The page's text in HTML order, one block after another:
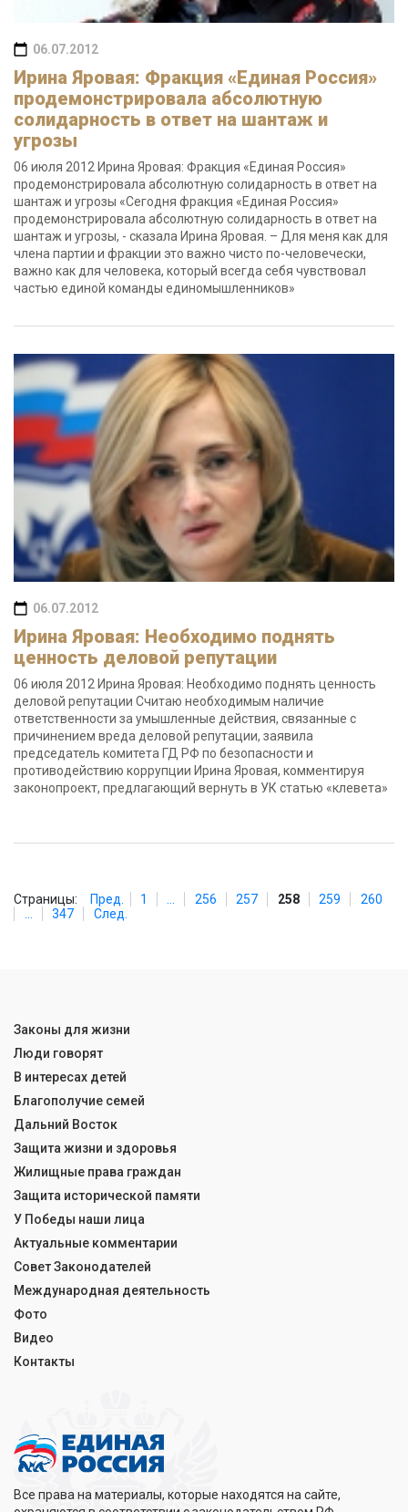
06.07.2012
Ирина Яровая: Фракция «Единая Россия»
продемонстрировала абсолютную
солидарность в ответ на шантаж и
угрозы
06 июля 2012 Ирина Яровая: Фракция «Единая Россия»
продемонстрировала абсолютную солидарность в ответ на
шантаж и угрозы «Сегодня фракция «Единая Россия»
продемонстрировала абсолютную солидарность в ответ на
шантаж и угрозы, - сказала Ирина Яровая. – Для меня как для
члена партии и фракции это важно чисто по-человечески,
важно как для человека, который всегда себя чувствовал
частью единой команды единомышленников»
06.07.2012
Ирина Яровая: Необходимо поднять
ценность деловой репутации
06 июля 2012 Ирина Яровая: Необходимо поднять ценность
деловой репутации Считаю необходимым наличие
ответственности за умышленные действия, связанные с
причинением вреда деловой репутации, заявила
председатель комитета ГД РФ по безопасности и
противодействию коррупции Ирина Яровая, комментируя
законопроект, предлагающий вернуть в УК статью «клевета»
Страницы: Пред. 1 256 257 258 259
260
347 След.
Все права на материалы, которые находятся на сайте,
Законы для жизни
Люди говорят
В интересах детей
Благополучие семей
Дальний Восток
Защита жизни и здоровья
Жилищные права граждан
Защита исторической памяти
У Победы наши лица
Актуальные комментарии
Совет Законодателей
Международная деятельность
Фото
Видео
Контакты